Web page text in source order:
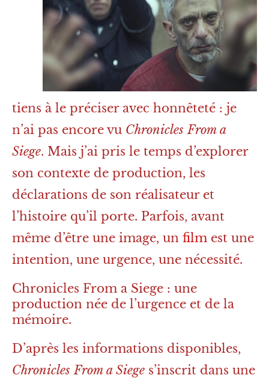
tiens à le préciser avec honnêteté : je
n’ai pas encore vu Chronicles From a
Siege. Mais j’ai pris le temps d’explorer
son contexte de production, les
déclarations de son réalisateur et
l’histoire qu’il porte. Parfois, avant
même d’être une image, un film est une
intention, une urgence, une nécessité.
Chronicles From a Siege : une
production née de l’urgence et de la
mémoire.
D’après les informations disponibles,
Chronicles From a Siege s’inscrit dans une